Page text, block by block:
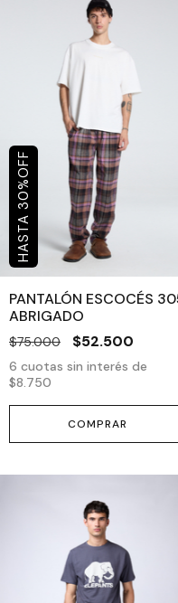
30
%
OFF
PANTALÓN ESCOCÉS
ABRIGADO
$75.000 $52.500
6 cuotas sin interés de
$8.750
COMPRAR